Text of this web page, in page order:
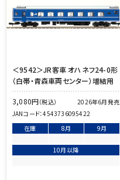
＜9542＞JR客車 オハネフ24-0形
（白帯・青森車両センター）増結用
3,080円（税込）
2026年6月発売
JANコード：4543736095422
在庫
8月 9月
10月以降